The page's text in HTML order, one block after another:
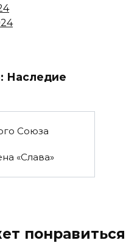
Наследие
Союза
«Слава»
понравиться